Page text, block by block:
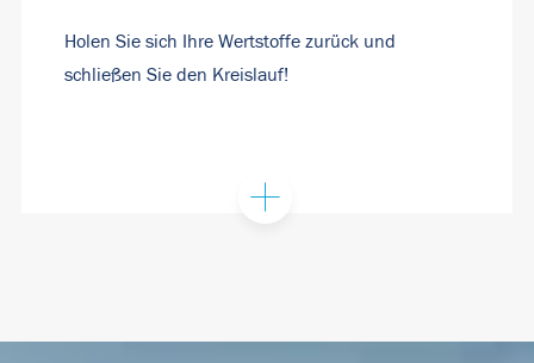
Holen Sie sich Ihre Wertstoffe zurück und
schließen Sie den Kreislauf!